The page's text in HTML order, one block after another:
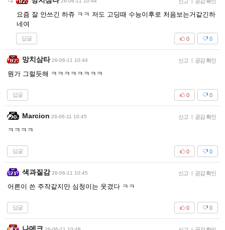
요즘 잘 안쓰긴 하쥬 ㅋㅋ 저도 고딩때 수능이후로 처음보는거같긴하
네여
답글 0
0
망치삼타 26-06-11 10:44 신고 | 공감 확인
뭔가 그럴듯해 ㅋㅋㅋㅋㅋㅋㅋㅋ
답글 0
0
Marcion 26-06-11 10:45 신고 | 공감 확인
ㅋㅋㅋㅋ
답글 0
0
색과질감 26-06-11 10:45 신고 | 공감 확인
어른이 쓴 주작같지만 심청이는 웃겼다 ㅋㅋ
답글 0
0